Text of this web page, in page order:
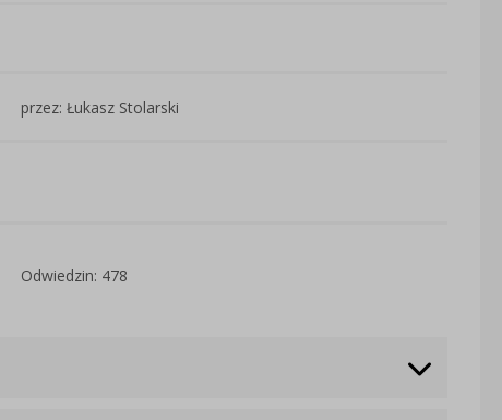
przez: Łukasz Stolarski
Odwiedzin: 478